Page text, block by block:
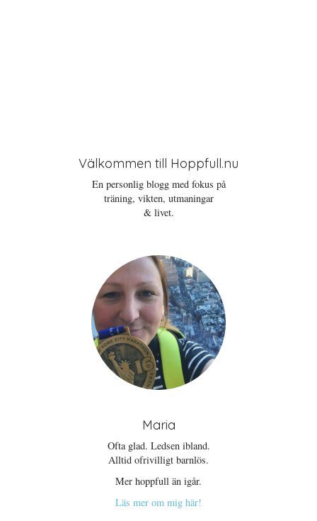
Välkommen till Hoppfull.nu
En personlig blogg med fokus på
träning, vikten, utmaningar
& livet.
Maria
Ofta glad. Ledsen ibland.
Alltid ofrivilligt barnlös.
Mer hoppfull än igår.
Läs mer om mig här!